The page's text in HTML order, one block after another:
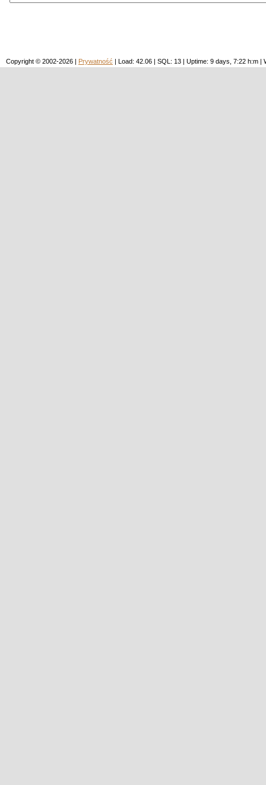
Copyright © 2002-2026 | Prywatność | Load: 42.06 | SQL: 13 | Uptime: 9 days, 7:22 h:m